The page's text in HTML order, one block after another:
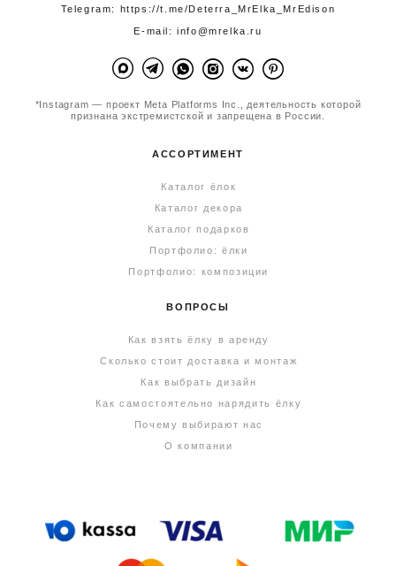
Telegram: https://t.me/Deterra_MrElka_MrEdison
E-mail: info@mrelka.ru
*Instagram — проект Meta Platforms Inc., деятельность которой
признана экстремистской и запрещена в России.
АССОРТИМЕНТ
Каталог ёлок
Каталог декора
Каталог подарков
Портфолио: ёлки
Портфолио: композиции
ВОПРОСЫ
Как взять ёлку в аренду
Сколько стоит доставка и монтаж
Как выбрать дизайн
Как самостоятельно нарядить ёлку
Почему выбирают нас
О компании